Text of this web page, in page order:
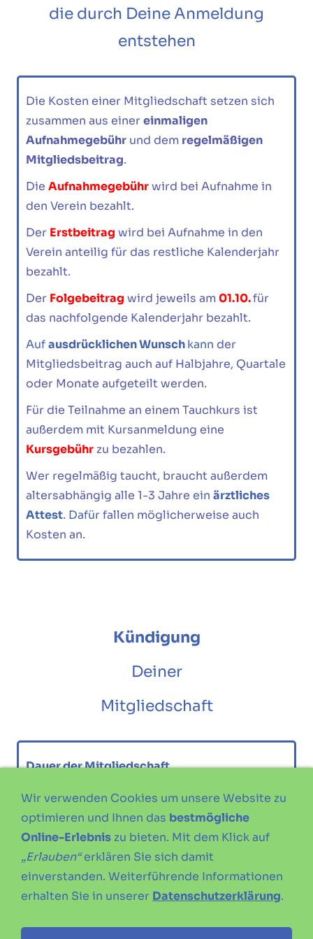
die durch Deine Anmeldung
entstehen
Die Kosten einer Mitgliedschaft setzen sich
zusammen aus einereinmaligen
Aufnahmegebühr und dem regelmäßigen
Mitgliedsbeitrag.
Die Aufnahmegebührwird bei Aufnahme in
den Verein bezahlt.
Der Erstbeitrag wird bei Aufnahme in den
Verein anteilig für das restliche Kalenderjahr
bezahlt.
Der Folgebeitrag wird jeweils am 01.10.für
das nachfolgende Kalenderjahr bezahlt.
Aufausdrücklichen Wunschkann der
Mitgliedsbeitrag auch auf Halbjahre, Quartale
oder Monate aufgeteilt werden.
Für die Teilnahme an einem Tauchkurs ist
außerdem mit Kursanmeldung eine
Kursgebühr zu bezahlen.
Wer regelmäßig taucht, braucht außerdem
altersabhängig alle 1-3 Jahre ein ärztliches
Attest. Dafürfallen möglicherweise auch
Kosten an.
Kündigung
Deiner
Mitgliedschaft
Dauer der Mitgliedschaft
Die Mitgliedschaft in unserem Verein besteht
auf unbestimmte Zeit und kann zum Ende
jeden Kalenderjahres gekündigt werden.
Wer den Verein zum Jahresende verlassen
möchte, muss bis zum30.09.des laufendes
Jahres kündigen. Kündigungen bedürfen
Wir verwenden Cookies um unsere Website zu
optimieren und Ihnen das bestmögliche
Online-Erlebnis zu bieten. Mit dem Klick auf
„Erlauben“erklären Sie sich damit
einverstanden. Weiterführende Informationen
erhalten Sie in unserer Datenschutzerklärung.